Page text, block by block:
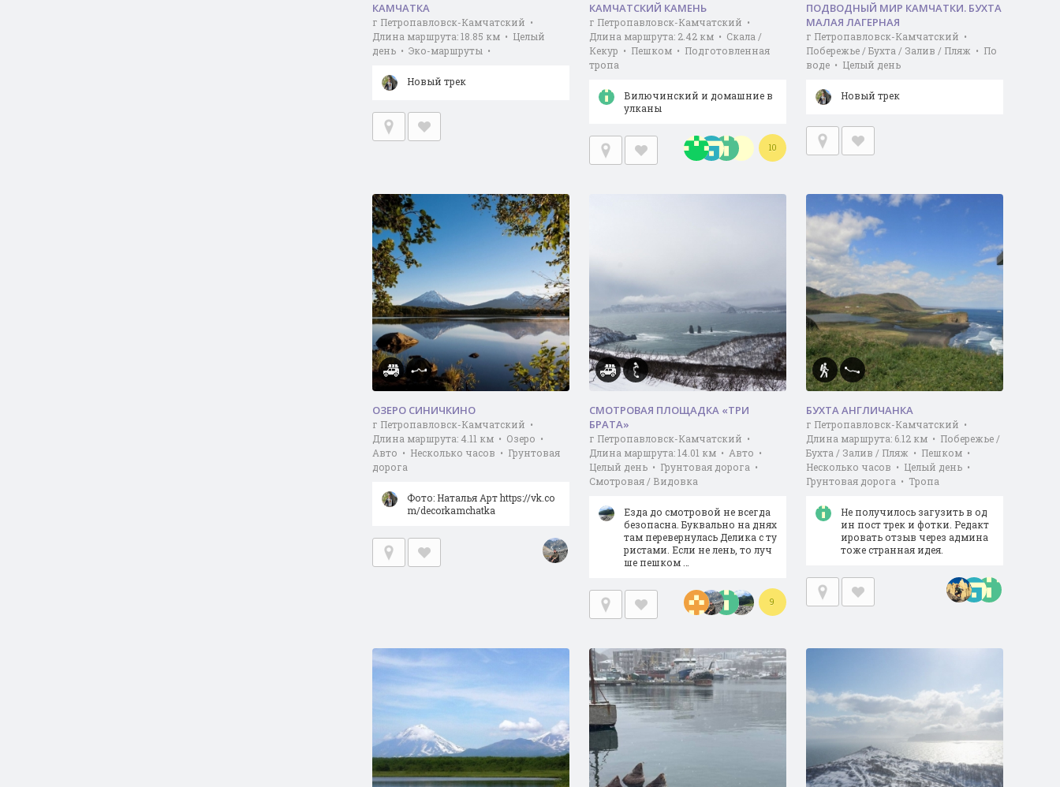
КАМЧАТКА
г Петропавловск-Камчатский •
Длина маршрута: 18.85 км • Целый
день • Эко-маршруты •
Новый трек
КАМЧАТСКИЙ КАМЕНЬ
г Петропавловск-Камчатский •
Длина маршрута: 2.42 км • Скала /
Кекур • Пешком • Подготовленная
тропа
Вилючинский и домашние в
улканы
10
ПОДВОДНЫЙ МИР КАМЧАТКИ. БУХТА
МАЛАЯ ЛАГЕРНАЯ
г Петропавловск-Камчатский •
Побережье / Бухта / Залив / Пляж • По
воде • Целый день
Новый трек
ОЗЕРО СИНИЧКИНО
г Петропавловск-Камчатский •
Длина маршрута: 4.11 км • Озеро •
Авто • Несколько часов • Грунтовая
дорога
Фото: Наталья Арт https://vk.co
m/decorkamchatka
СМОТРОВАЯ ПЛОЩАДКА «ТРИ
БРАТА»
г Петропавловск-Камчатский •
Длина маршрута: 14.01 км • Авто •
Целый день • Грунтовая дорога •
Смотровая / Видовка
Езда до смотровой не всегда
безопасна. Буквально на днях
там перевернулась Делика с ту
ристами. Если не лень, то луч
ше пешком …
9
БУХТА АНГЛИЧАНКА
г Петропавловск-Камчатский •
Длина маршрута: 6.12 км • Побережье /
Бухта / Залив / Пляж • Пешком •
Несколько часов • Целый день •
Грунтовая дорога • Тропа
Не получилось загузить в од
ин пост трек и фотки. Редакт
ировать отзыв через админа
тоже странная идея.